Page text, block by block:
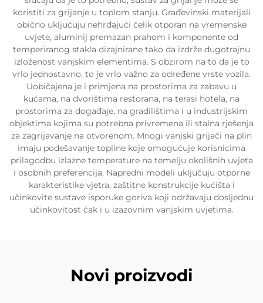
koristiti za grijanje u toplom stanju. Građevinski materijali
obično uključuju nehrđajući čelik otporan na vremenske
uvjete, aluminij premazan prahom i komponente od
temperiranog stakla dizajnirane tako da izdrže dugotrajnu
izloženost vanjskim elementima. S obzirom na to da je to
vrlo jednostavno, to je vrlo važno za određene vrste vozila.
Uobičajena je i primjena na prostorima za zabavu u
kućama, na dvorištima restorana, na terasi hotela, na
prostorima za događaje, na gradilištima i u industrijskim
objektima kojima su potrebna privremena ili stalna rješenja
za zagrijavanje na otvorenom. Mnogi vanjski grijači na plin
imaju podešavanje topline koje omogućuje korisnicima
prilagodbu izlazne temperature na temelju okolišnih uvjeta
i osobnih preferencija. Napredni modeli uključuju otporne
karakteristike vjetra, zaštitne konstrukcije kućišta i
učinkovite sustave isporuke goriva koji održavaju dosljednu
učinkovitost čak i u izazovnim vanjskim uvjetima.
Novi proizvodi